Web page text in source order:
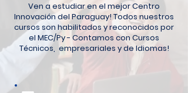
Ven a estudiar en el mejor Centro
Innovación del Paraguay! Todos nuestros
cursos son habilitados y reconocidos por
el MEC/Py - Contamos con Cursos
Técnicos, empresariales y de Idiomas!